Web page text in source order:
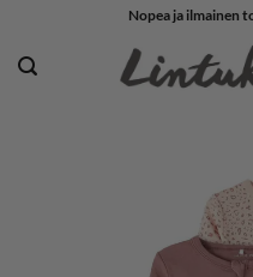
content
Nopea ja ilmainen